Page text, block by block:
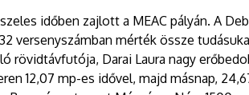
időben zajlott a MEAC pályán. A
versenyszámban mérték össze
rövidtávfutója, Darai Laura nagy
12,07 mp-es idővel, majd másnap,